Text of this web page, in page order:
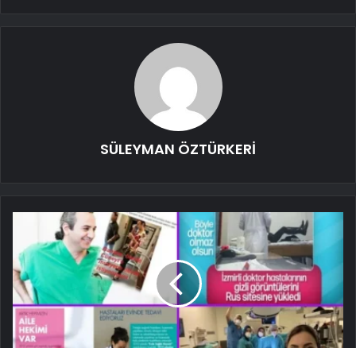
SÜLEYMAN ÖZTÜRKERİ